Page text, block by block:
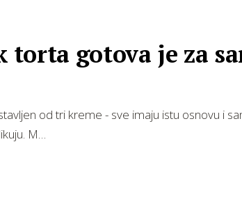
torta gotova je za
od tri kreme - sve imaju istu osnovu i
M…